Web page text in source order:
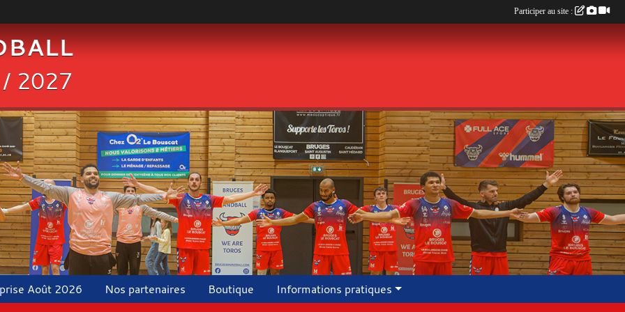
2027
Août 2026 Nos partenaires Boutique Informations pratiques
Participer au site :